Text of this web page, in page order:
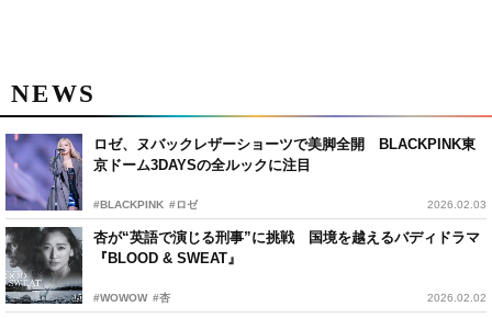
NEWS
ロゼ、ヌバックレザーショーツで美脚全開 BLACKPINK東
京ドーム3DAYSの全ルックに注目
#BLACKPINK #ロゼ 2026.02.03
杏が“英語で演じる刑事”に挑戦 国境を越えるバディドラマ
『BLOOD & SWEAT』
#WOWOW #杏 2026.02.02